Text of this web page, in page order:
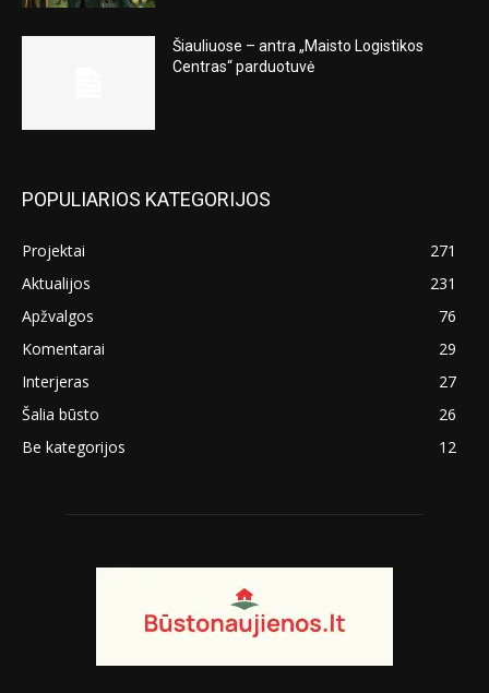
Šiauliuose – antra „Maisto Logistikos
Centras“ parduotuvė
POPULIARIOS KATEGORIJOS
Projektai
271
Aktualijos
231
Apžvalgos
76
Komentarai
29
Interjeras
27
Šalia būsto
26
Be kategorijos
12